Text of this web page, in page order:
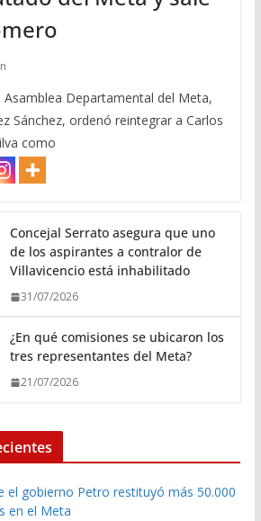
Asamblea Departamental del Meta,
Sánchez, ordenó reintegrar a Carlos
como
Concejal Serrato asegura que uno
de los aspirantes a contralor de
Villavicencio está inhabilitado
31/07/2026
¿En qué comisiones se ubicaron los
tres representantes del Meta?
21/07/2026
el gobierno Petro restituyó más 50.000
en el Meta